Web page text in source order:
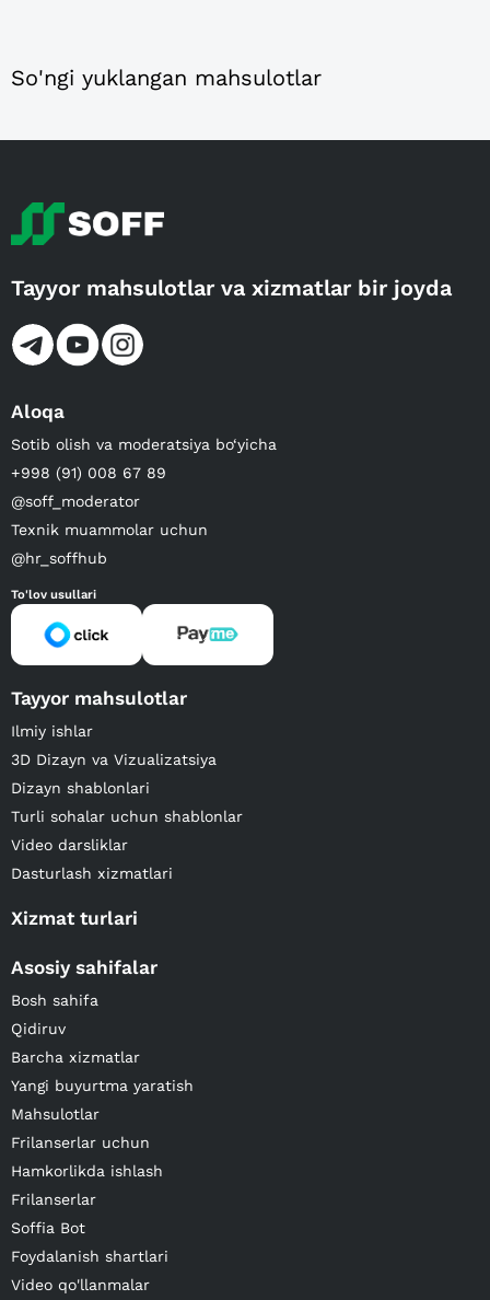
So'ngi yuklangan mahsulotlar
Tayyor mahsulotlar va xizmatlar bir joyda
Aloqa
Sotib olish va moderatsiya bo‘yicha
+998 (91) 008 67 89
@soff_moderator
Texnik muammolar uchun
@hr_soffhub
To'lov usullari
Tayyor mahsulotlar
Ilmiy ishlar
3D Dizayn va Vizualizatsiya
Dizayn shablonlari
Turli sohalar uchun shablonlar
Video darsliklar
Dasturlash xizmatlari
Xizmat turlari
Asosiy sahifalar
Bosh sahifa
Qidiruv
Barcha xizmatlar
Yangi buyurtma yaratish
Mahsulotlar
Frilanserlar uchun
Hamkorlikda ishlash
Frilanserlar
Soffia Bot
Foydalanish shartlari
Video qo'llanmalar